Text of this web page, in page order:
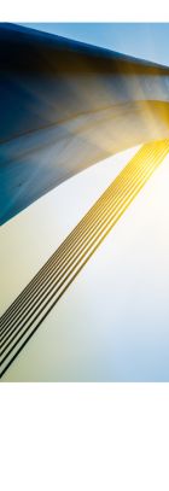
Kontakt &
Studenten